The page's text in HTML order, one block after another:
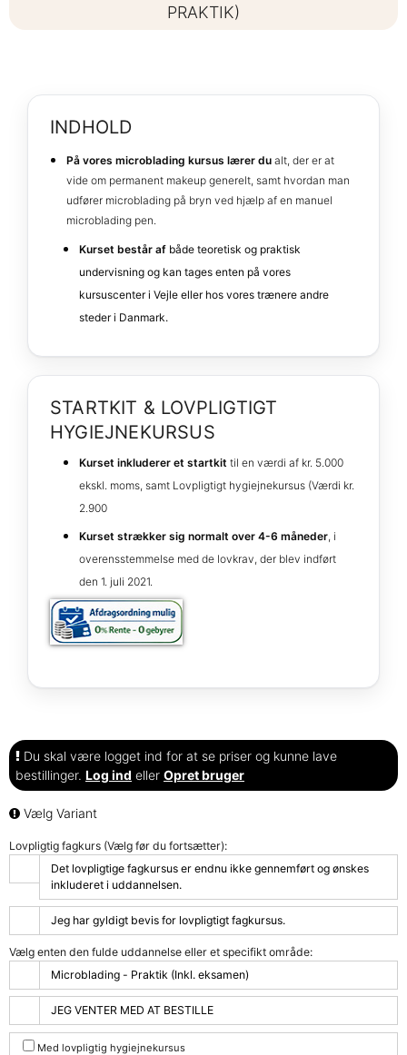
PRAKTIK)
INDHOLD
På vores microblading kursus lærer du alt, der er at
vide om permanent makeup generelt, samt hvordan man
udfører microblading på bryn ved hjælp af en manuel
microblading pen.
Kurset består af både teoretisk og praktisk
undervisning og kan tages enten på vores
kursuscenter i Vejle eller hos vores trænere andre
steder i Danmark.
STARTKIT & LOVPLIGTIGT
HYGIEJNEKURSUS
Kurset inkluderer et startkit til en værdi af kr. 5.000
ekskl. moms, samt Lovpligtigt hygiejnekursus (Værdi kr.
2.900
Kurset strækker sig normalt over 4-6 måneder, i
overensstemmelse med de lovkrav, der blev indført
den 1. juli 2021.
Du skal være logget ind for at se priser og kunne lave
bestillinger. Log ind eller Opret bruger
Vælg Variant
Lovpligtig fagkurs (Vælg før du fortsætter):
Det lovpligtige fagkursus er endnu ikke gennemført og ønskes
inkluderet i uddannelsen.
Jeg har gyldigt bevis for lovpligtigt fagkursus.
Vælg enten den fulde uddannelse eller et specifikt område:
Microblading - Praktik (Inkl. eksamen)
JEG VENTER MED AT BESTILLE
Med lovpligtig hygiejnekursus